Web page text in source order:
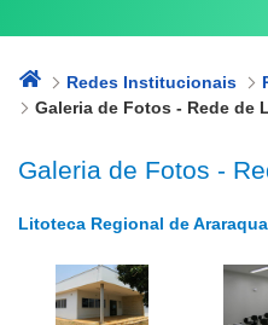
Redes Institucionais
Galeria de Fotos - Rede de
Galeria de Fotos -
Litoteca Regional de